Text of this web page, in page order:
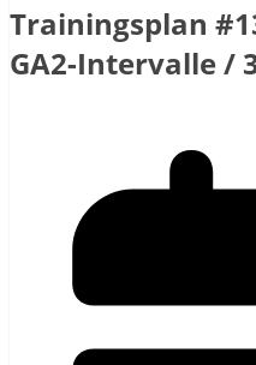
Trainingsplan
GA2-Intervalle /